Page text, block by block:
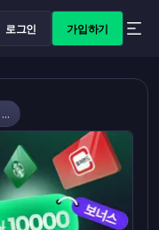
로그인 가입하기
2026년 GTA 온라인에서 무료로 샤크 카드 버는 방법